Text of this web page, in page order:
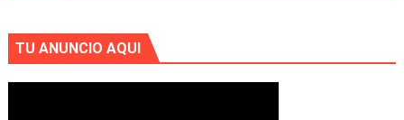
TU ANUNCIO AQUI